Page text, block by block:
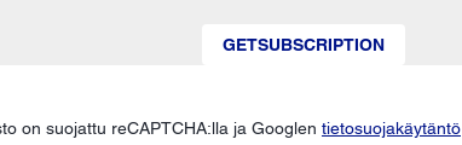
GETSUBSCRIPTION
on suojattu reCAPTCHA:lla ja Googlen tietosuojakäytäntö